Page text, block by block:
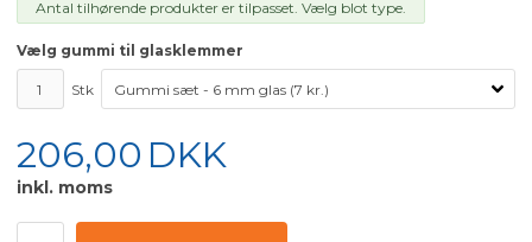
Antal tilhørende produkter er tilpasset. Vælg blot type.
Vælg gummi til glasklemmer
Stk
206,00 DKK
inkl. moms